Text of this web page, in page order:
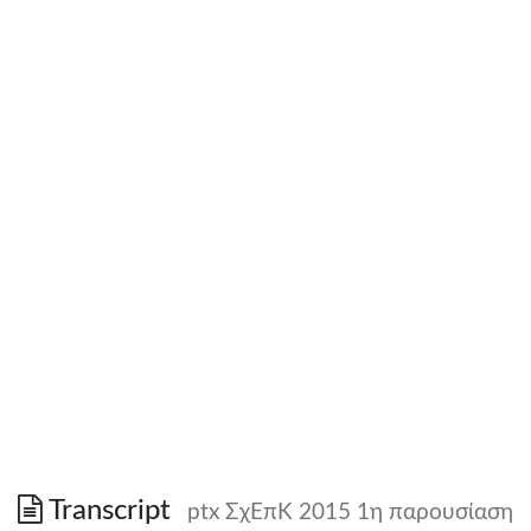
Transcript ptx ΣχΕπΚ 2015 1η παρουσίαση